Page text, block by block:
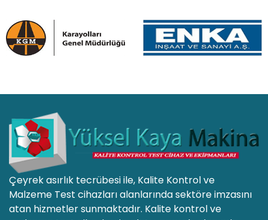
Çeyrek asırlık tecrübesi ile, Kalite Kontrol ve
Malzeme Test cihazları alanlarında sektöre imzasını
atan hizmetler sunmaktadır. Kalite kontrol ve